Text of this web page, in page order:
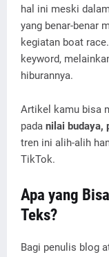
hal ini meski
yang benar-benar
kegiatan boat
keyword,
hiburannya.
Artikel kamu bisa
pada nilai budaya,
tren ini alih-alih
TikTok.
Apa yang
Teks?
Bagi penulis blog